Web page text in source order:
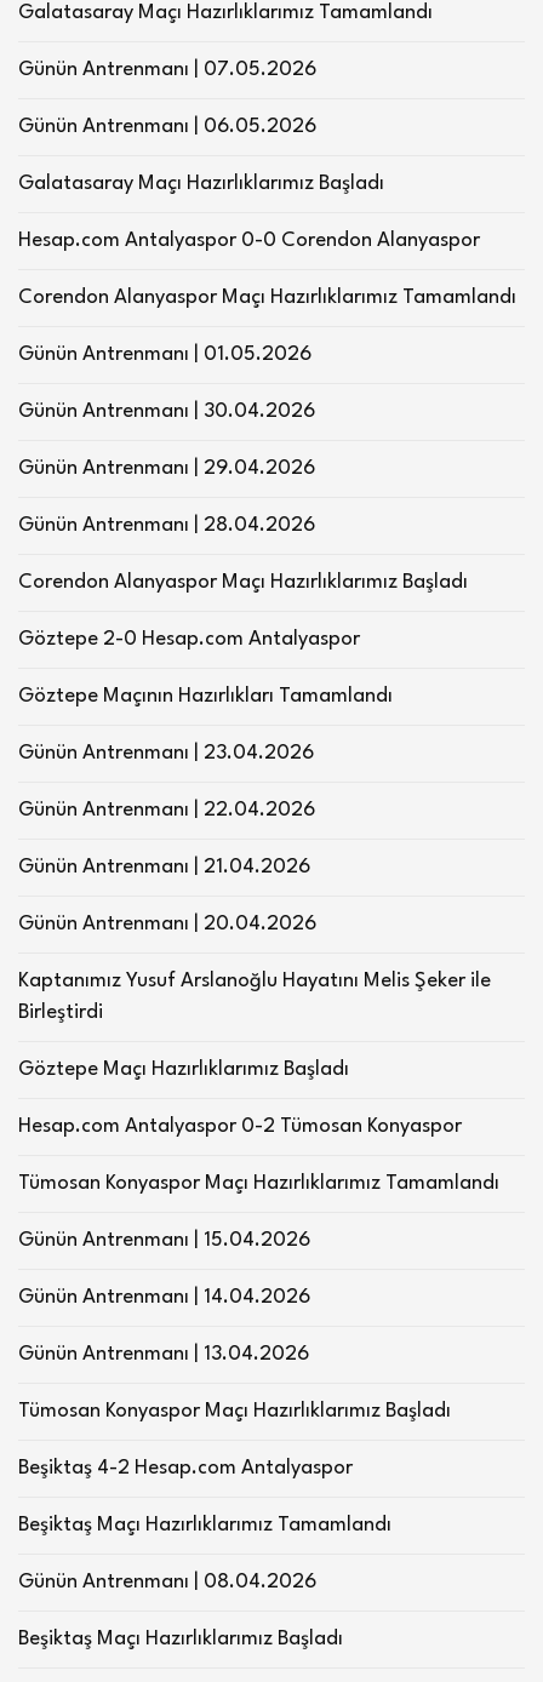
Galatasaray Maçı Hazırlıklarımız Tamamlandı
Günün Antrenmanı | 07.05.2026
Günün Antrenmanı | 06.05.2026
Galatasaray Maçı Hazırlıklarımız Başladı
Hesap.com Antalyaspor 0-0 Corendon Alanyaspor
Corendon Alanyaspor Maçı Hazırlıklarımız Tamamlandı
Günün Antrenmanı | 01.05.2026
Günün Antrenmanı | 30.04.2026
Günün Antrenmanı | 29.04.2026
Günün Antrenmanı | 28.04.2026
Corendon Alanyaspor Maçı Hazırlıklarımız Başladı
Göztepe 2-0 Hesap.com Antalyaspor
Göztepe Maçının Hazırlıkları Tamamlandı
Günün Antrenmanı | 23.04.2026
Günün Antrenmanı | 22.04.2026
Günün Antrenmanı | 21.04.2026
Günün Antrenmanı | 20.04.2026
Kaptanımız Yusuf Arslanoğlu Hayatını Melis Şeker ile
Birleştirdi
Göztepe Maçı Hazırlıklarımız Başladı
Hesap.com Antalyaspor 0-2 Tümosan Konyaspor
Tümosan Konyaspor Maçı Hazırlıklarımız Tamamlandı
Günün Antrenmanı | 15.04.2026
Günün Antrenmanı | 14.04.2026
Günün Antrenmanı | 13.04.2026
Tümosan Konyaspor Maçı Hazırlıklarımız Başladı
Beşiktaş 4-2 Hesap.com Antalyaspor
Beşiktaş Maçı Hazırlıklarımız Tamamlandı
Günün Antrenmanı | 08.04.2026
Beşiktaş Maçı Hazırlıklarımız Başladı